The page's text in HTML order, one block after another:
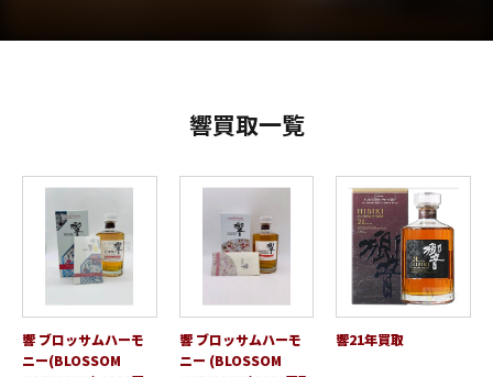
響買取一覧
響 ブロッサムハーモ
ニー(BLOSSOM
響 ブロッサムハーモ
ニー (BLOSSOM
響21年買取